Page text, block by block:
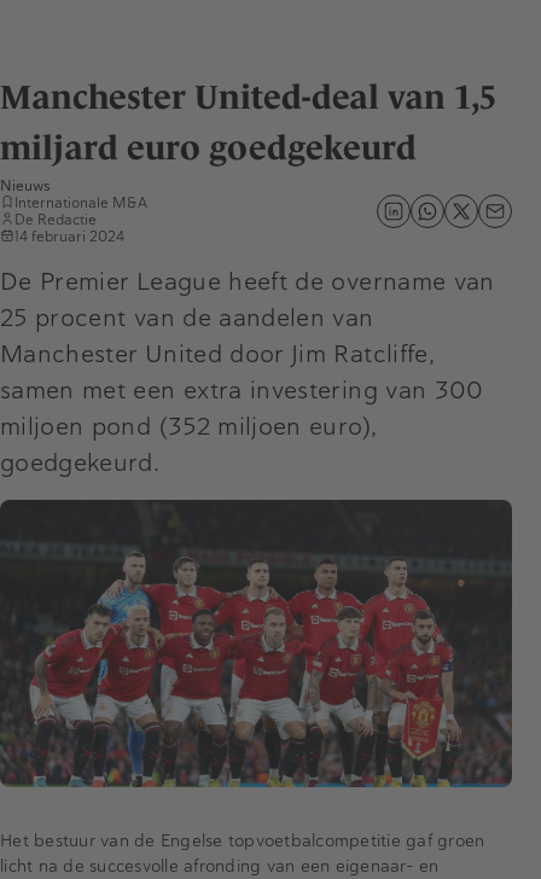
Manchester United-deal van 1,5
miljard euro goedgekeurd
Nieuws
Internationale M&A
De Redactie
14 februari 2024
De Premier League heeft de overname van
25 procent van de aandelen van
Manchester United door Jim Ratcliffe,
samen met een extra investering van 300
miljoen pond (352 miljoen euro),
goedgekeurd.
Het bestuur van de Engelse topvoetbalcompetitie gaf groen
licht na de succesvolle afronding van een eigenaar- en